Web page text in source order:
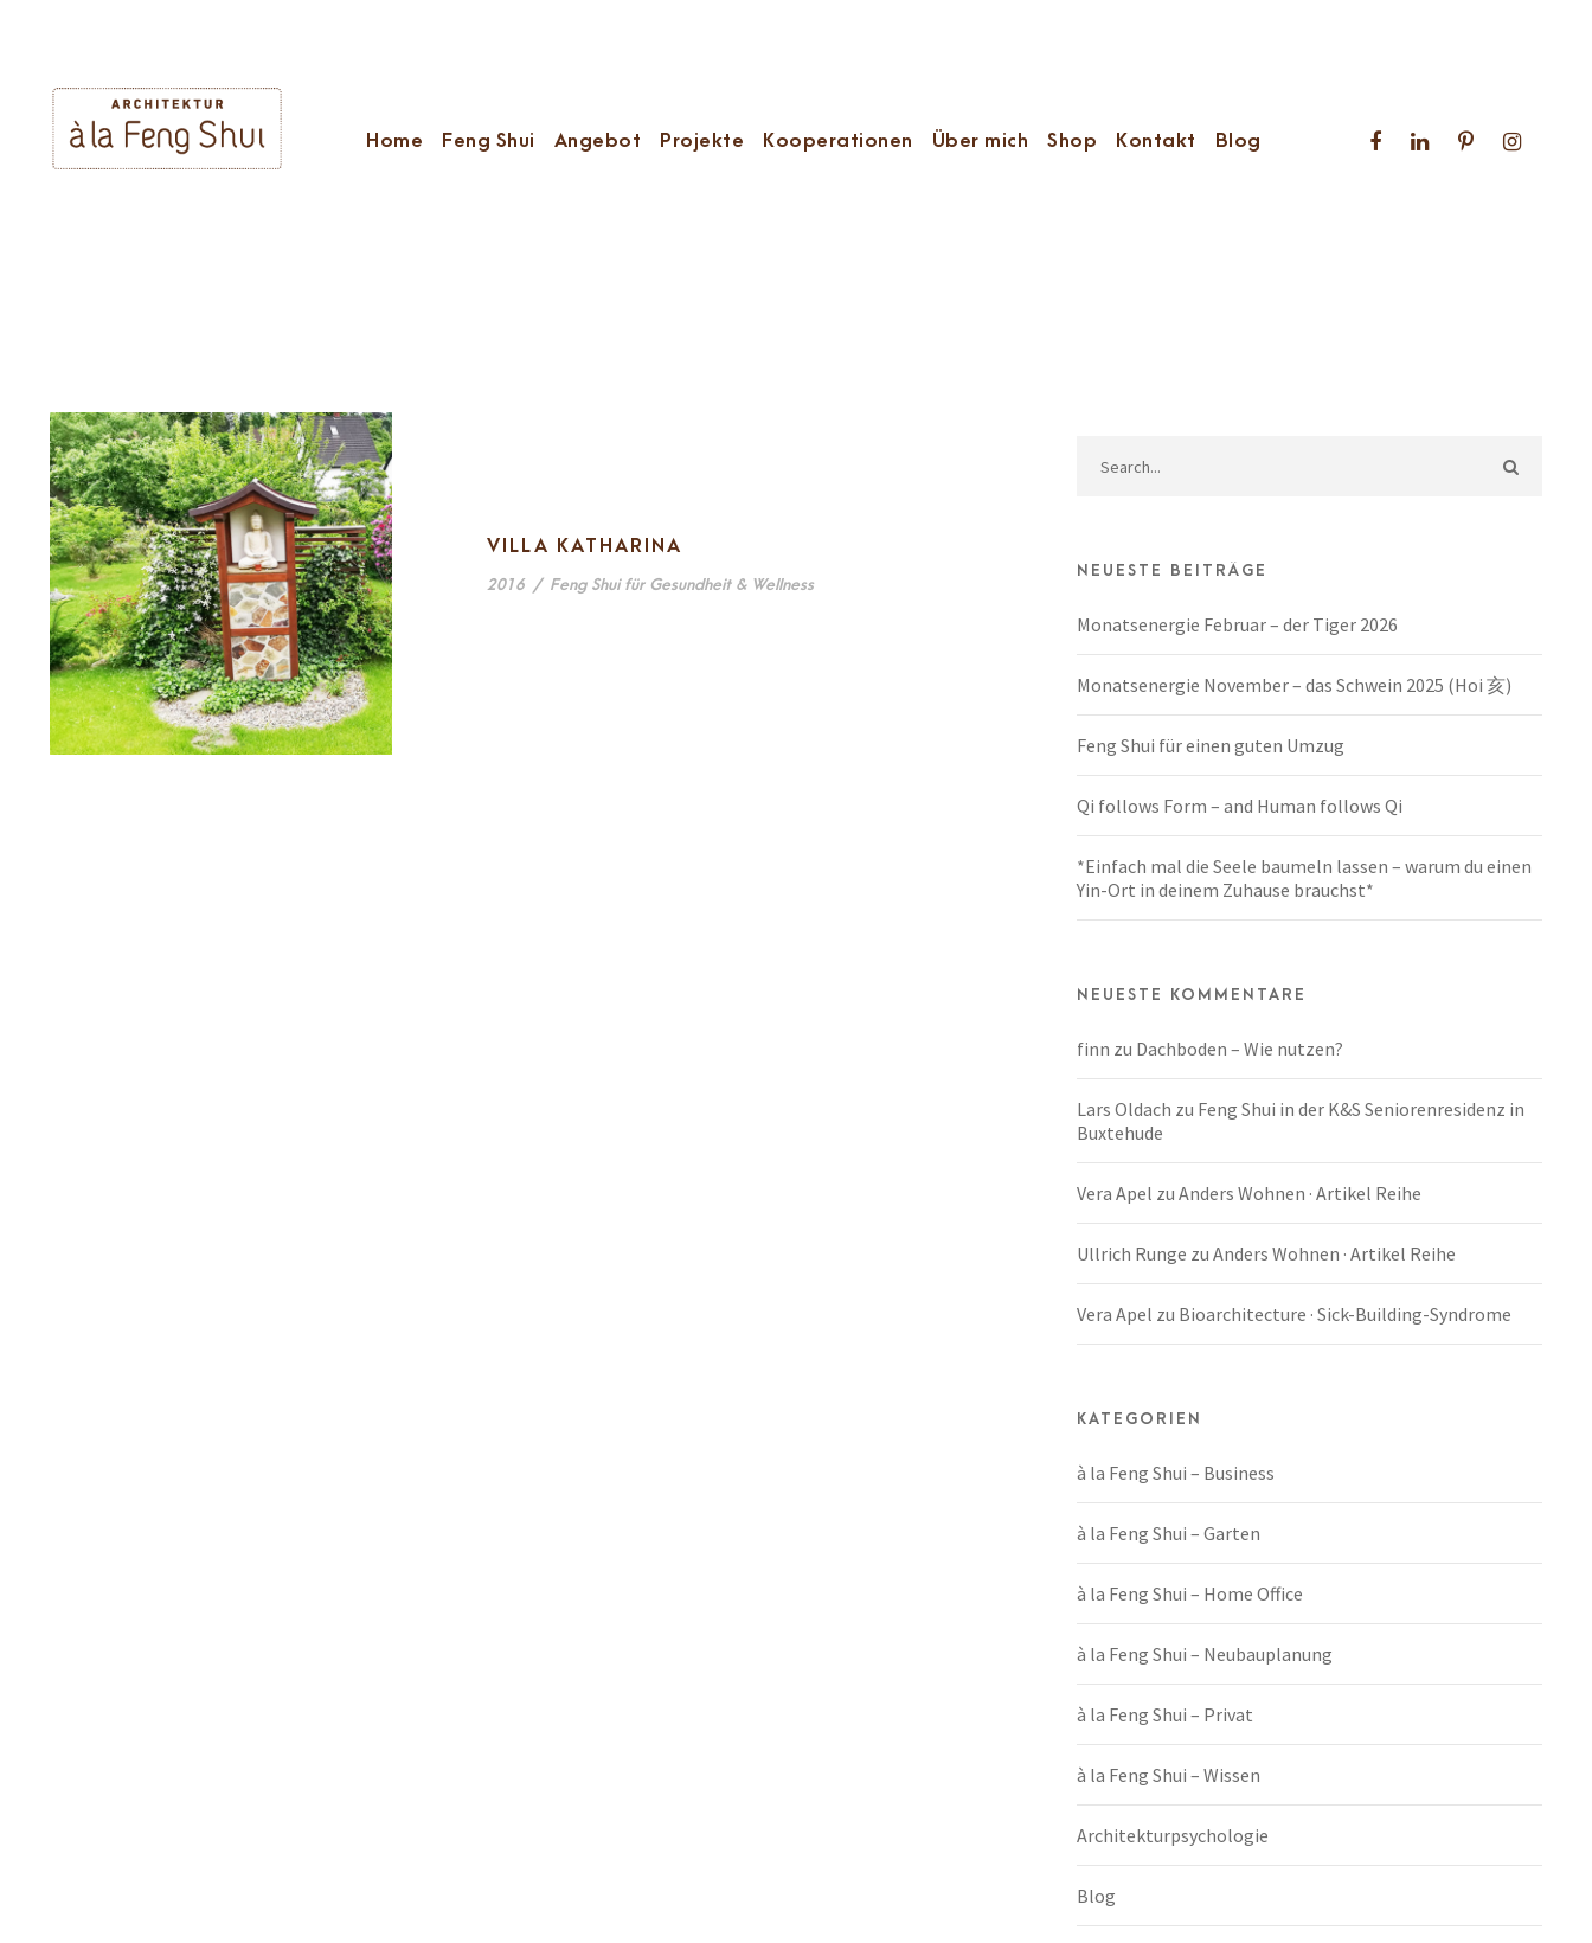
Home Feng Shui Angebot Projekte Kooperationen Über mich Shop Kontakt Blog
VILLA KATHARINA VILLA KATHARINA
2016 / Feng Shui für Gesundheit & Wellness
NEUESTE BEITRÄGE
Monatsenergie Februar – der Tiger 2026
Monatsenergie November – das Schwein 2025 (Hoi 亥)
Feng Shui für einen guten Umzug
Qi follows Form – and Human follows Qi
*Einfach mal die Seele baumeln lassen – warum du einen
Yin-Ort in deinem Zuhause brauchst*
NEUESTE KOMMENTARE
finn zu Dachboden – Wie nutzen?
Lars Oldach zu Feng Shui in der K&S Seniorenresidenz in
Buxtehude
Vera Apel zu Anders Wohnen · Artikel Reihe
Ullrich Runge zu Anders Wohnen · Artikel Reihe
Vera Apel zu Bioarchitecture · Sick-Building-Syndrome
KATEGORIEN
à la Feng Shui – Business
à la Feng Shui – Garten
à la Feng Shui – Home Office
à la Feng Shui – Neubauplanung
à la Feng Shui – Privat
à la Feng Shui – Wissen
Architekturpsychologie
Blog